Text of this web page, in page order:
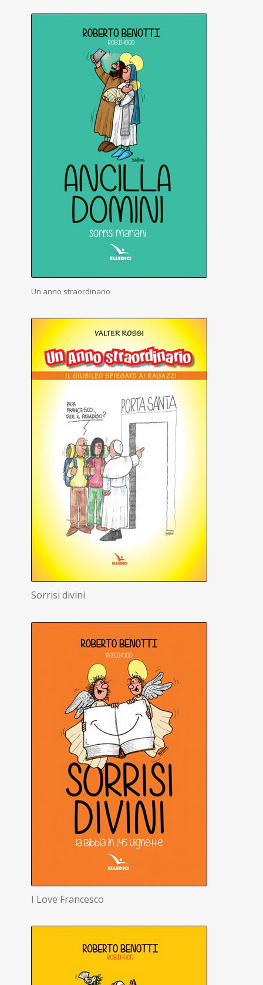
Un anno straordinario
Sorrisi divini
I Love Francesco